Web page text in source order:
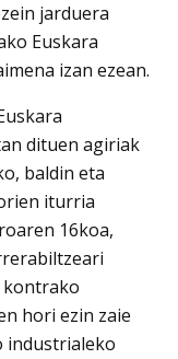
jarduera
Euskara
izan ezean.
dituen agiriak
baldin eta
iturria
16koa,
kontrako
hori ezin zaie
industrialeko